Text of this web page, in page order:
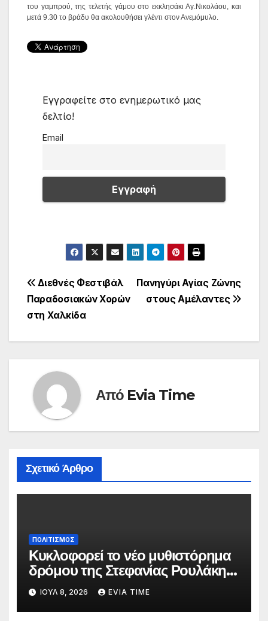
του γαμπρού, της τελετής γάμου στο εκκλησάκι Αγ.Νικολάου, και
μετά 9.30 το βράδυ θα ακολουθήσει γλέντι στον Ανεμόμυλο.
Εγγραφείτε στο ενημερωτικό μας
δελτίο!
Email
Πλοήγηση
άρθρων
Πανηγύρι Αγίας Ζώνης
στους Αμέλαντες
Διεθνές Φεστιβάλ
Παραδοσιακών Χορών
στη Χαλκίδα
Από Evia Time
Σχετικό Άρθρο
ΠΟΛΙΤΙΣΜΟΣ
Κυκλοφορεί το νέο μυθιστόρημα
δρόμου της Στεφανίας Ρουλάκη
«Το Βανάκι»
ΙΟΎΛ 8, 2026 EVIA TIME